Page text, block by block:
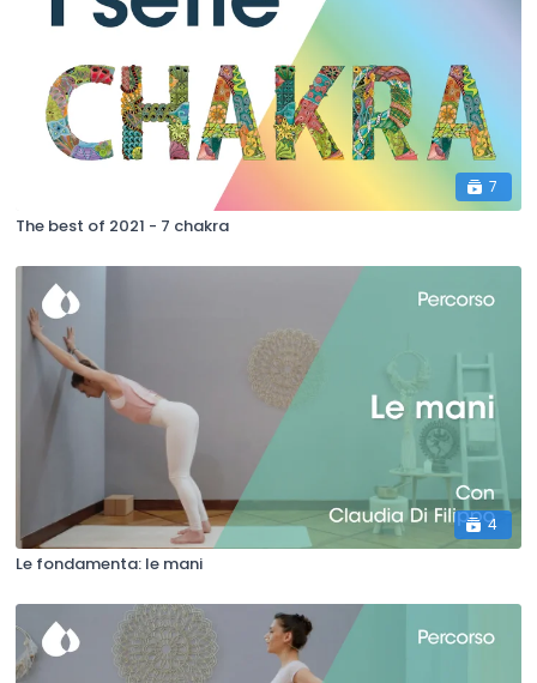
7
The best of 2021 - 7 chakra
4
Le fondamenta: le mani